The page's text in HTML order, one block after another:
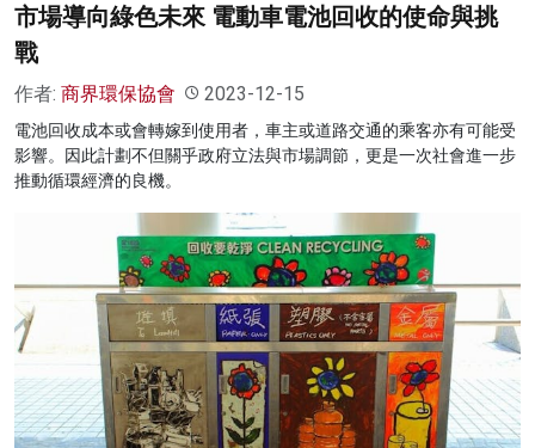
市場導向綠色未來 電動車電池回收的使命與挑
戰
作者: 商界環保協會 2023-12-15
電池回收成本或會轉嫁到使用者，車主或道路交通的乘客亦有可能受
影響。因此計劃不但關乎政府立法與市場調節，更是一次社會進一步
推動循環經濟的良機。